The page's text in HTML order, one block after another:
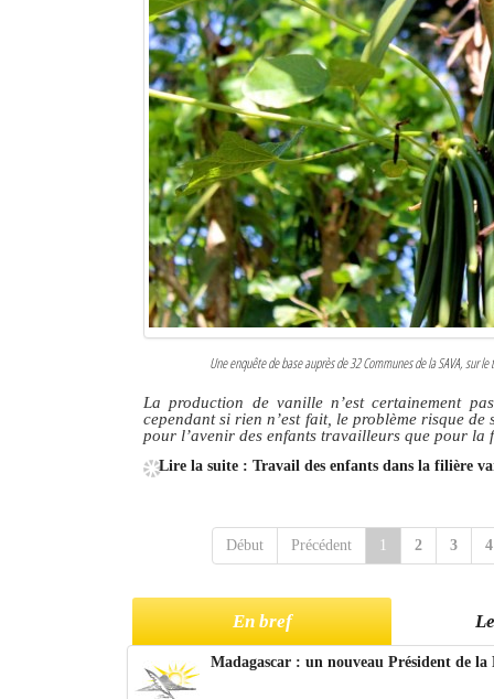
Une enquête de base auprès de 32 Communes de la SAVA, sur
La production de vanille n’est certainement
cependant si rien n’est fait, le problème risque de
pour l’avenir des enfants travailleurs que pour la
Lire la suite : Travail des enfants dans la filière
Début Précédent 1 2 3 4
En bref
Madagascar : un nouveau Président de